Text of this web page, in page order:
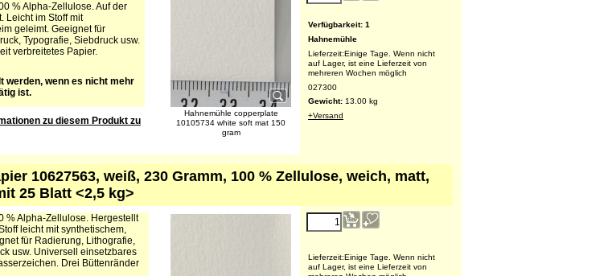
(exkl. MWSt.)
Verfügbarkeit: 1
Hahnemühle
Lieferzeit:
auf Lager, ist eine Lieferzeit von
mehreren Wochen möglich
027300
Hahnemühle copperplate
10105734 white soft mat 150
gram
% Alpha-Zellulose. Auf der
Leicht im Stoff mit
geleimt. Geeignet für
Typografie, Siebdruck usw.
verbreitetes Papier.
werden, wenn es nicht mehr
ist.
zu diesem Produkt zu
10627563, weiß, 230 Gramm, 100 % Zellulose, weich, matt,
25 Blatt <2,5 kg>
56.25
% Alpha-Zellulose. Hergestellt
leicht mit synthetischem,
für Radierung, Lithografie,
usw. Universell einsetzbares
Drei Büttenränder